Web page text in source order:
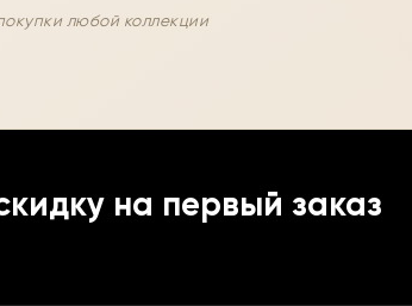
любой коллекции
на первый заказ